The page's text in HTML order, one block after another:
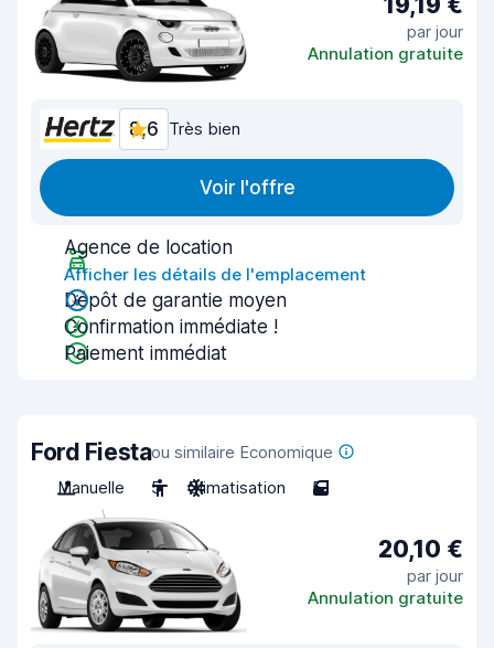
par jour
Annulation gratuite
8,6 Très bien
Voir l'offre
Agence de location
Afficher les détails de l'emplacement
Dépôt de garantie moyen
Confirmation immédiate !
Paiement immédiat
Ford Fiestaou similaire Economique
Manuelle
5 Climatisation 5
20,10 €
par jour
Annulation gratuite